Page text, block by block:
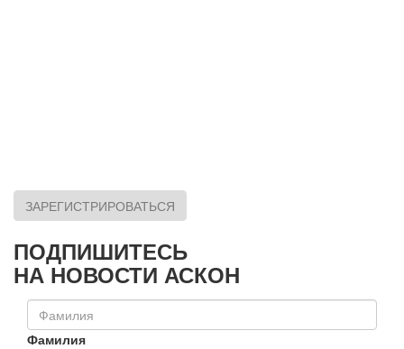
ЗАРЕГИСТРИРОВАТЬСЯ
ПОДПИШИТЕСЬ
НА НОВОСТИ АСКОН
Фамилия